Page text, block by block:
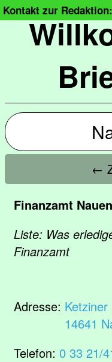
Kontakt zur
←
Finanzamt Nauen
Liste: Was
Finanzamt
Adresse:
14641
Telefon: 0 33 21/